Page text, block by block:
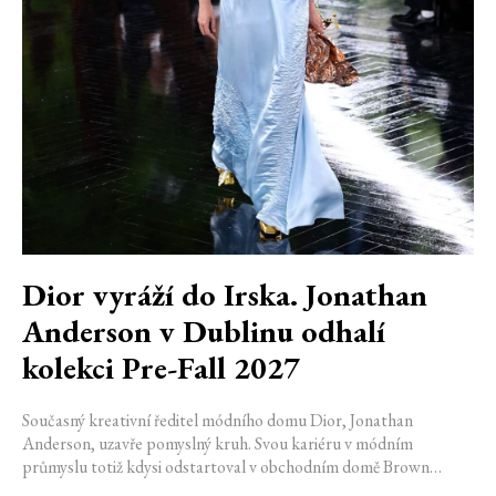
Dior vyráží do Irska. Jonathan
Anderson v Dublinu odhalí
kolekci Pre-Fall 2027
Současný kreativní ředitel módního domu Dior, Jonathan
Anderson, uzavře pomyslný kruh. Svou kariéru v módním
průmyslu totiž kdysi odstartoval v obchodním domě Brown